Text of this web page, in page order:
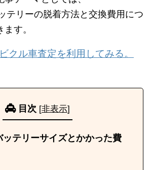
テリーの脱着方法と交換費用につ
す。
クル車査定を利用してみる。
目次 [非表示]
ッテリーサイズとかかった費